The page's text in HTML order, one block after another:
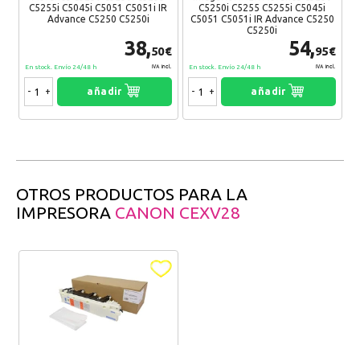
C5255i C5045i C5051 C5051i IR
Advance C5250 C5250i
38,50€
IVA Incl.
En stock. Envío 24/48 h
- + añadir
C5250i C5255 C5255i C5045i
C5051 C5051i IR Advance C5250
C5250i
54,95€
IVA Incl.
En stock. Envío 24/48 h
- + añadir
OTROS PRODUCTOS PARA LA
IMPRESORA CANON CEXV28